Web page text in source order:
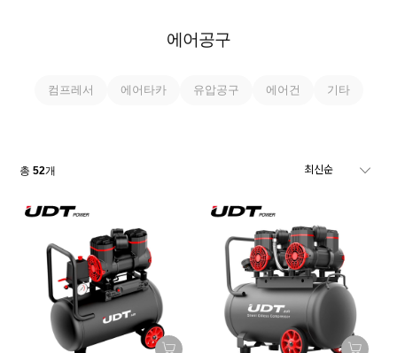
에어공구
컴프레서 에어타카 유압공구 에어건 기타
총52개